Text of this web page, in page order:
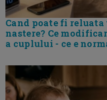
Cand poate fi
nastere? Ce
a cuplului - ce e